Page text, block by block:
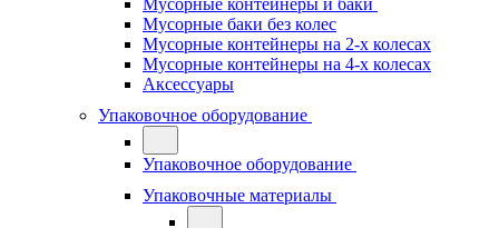
Мусорные контейнеры и баки
Мусорные баки без колес
Мусорные контейнеры на 2-х колесах
Мусорные контейнеры на 4-х колесах
Аксессуары
Упаковочное оборудование
Упаковочное оборудование
Упаковочные материалы